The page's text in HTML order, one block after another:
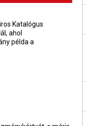
Katalógus
ahol
példa a